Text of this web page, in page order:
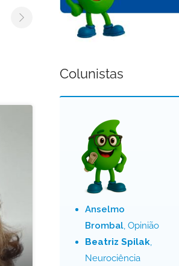
Colunistas
Anselmo
Brombal, Opinião
Beatriz Spilak,
Neurociência